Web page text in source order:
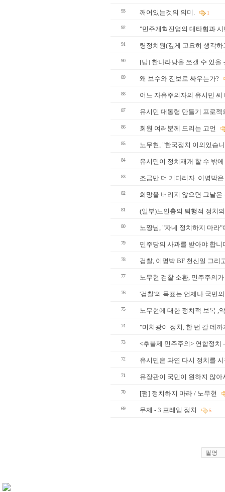
93 깨어있는것의 의미. 1
92 "민주개혁진영의 대타협과
91 령정치원(깊게 고요히 생각
90 [답] 한나라당을 쪼갤 수 있을
89 왜 보수와 진보로 싸우는가?
88 어느 자유주의자의 유시민
87 유시민 대통령 만들기 프로젝
86 회원 여러분께 드리는 고언
85 노무현, "한국정치 이의있습
84 유시민이 정치재개 할 수 밖
83 조금만 더 기다리자. 이명박
82 희망을 버리지 않으면 그날
81 (일부)노인층의 퇴행적 정치
80 노짱님, "자네 정치하지 마라
79 민주당의 사과를 받아야 합니
78 검찰, 이명박 BF 천신일 그리
77 노무현 검찰 소환, 민주주의
76 '검찰'의 목표는 언제나 국민
75 노무현에 대한 정치적 보복 ,
74 "미치광이 정치, 한 번 갈 데
73 <후불제 민주주의> 연합정치
72 유시민은 과연 다시 정치를
71 유장관이 국민이 원하지 않
70 [펌] 정치하지 마라 / 노무현
69 무제 - 3 프레임 정치 5